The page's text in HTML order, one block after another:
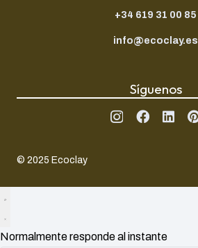
+34 619 31 00 85
info@ecoclay.es
Síguenos
© 2025 Ecoclay
Normalmente responde al instante